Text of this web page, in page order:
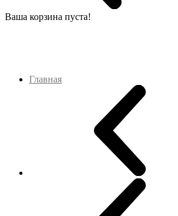
Ваша корзина пуста!
Главная